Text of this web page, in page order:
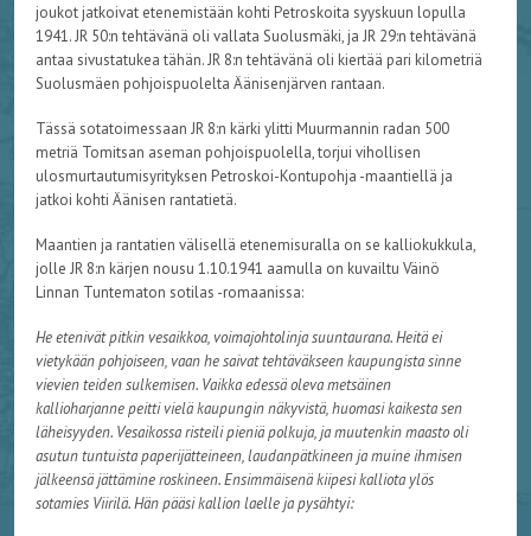
joukot jatkoivat etenemistään kohti Petroskoita syyskuun lopulla
1941. JR 50:n tehtävänä oli vallata Suolusmäki, ja JR 29:n tehtävänä
antaa sivustatukea tähän. JR 8:n tehtävänä oli kiertää pari kilometriä
Suolusmäen pohjoispuolelta Äänisenjärven rantaan.
Tässä sotatoimessaan JR 8:n kärki ylitti Muurmannin radan 500
metriä Tomitsan aseman pohjoispuolella, torjui vihollisen
ulosmurtautumisyrityksen Petroskoi-Kontupohja -maantiellä ja
jatkoi kohti Äänisen rantatietä.
Maantien ja rantatien välisellä etenemisuralla on se kalliokukkula,
jolle JR 8:n kärjen nousu 1.10.1941 aamulla on kuvailtu Väinö
Linnan Tuntematon sotilas -romaanissa:
He etenivät pitkin vesaikkoa, voimajohtolinja suuntaurana. Heitä ei
vietykään pohjoiseen, vaan he saivat tehtäväkseen kaupungista sinne
vievien teiden sulkemisen. Vaikka edessä oleva metsäinen
kallioharjanne peitti vielä kaupungin näkyvistä, huomasi kaikesta sen
läheisyyden. Vesaikossa risteili pieniä polkuja, ja muutenkin maasto oli
asutun tuntuista paperijätteineen, laudanpätkineen ja muine ihmisen
jälkeensä jättämine roskineen. Ensimmäisenä kiipesi kalliota ylös
sotamies Viirilä. Hän pääsi kallion laelle ja pysähtyi: